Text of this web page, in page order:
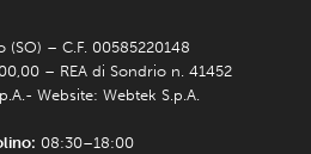
(SO) – C.F. 00585220148
– REA di Sondrio n. 41452
Website: Webtek S.p.A.
08:30–18:00